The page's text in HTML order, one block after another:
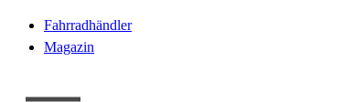
Fahrradhändler
Magazin